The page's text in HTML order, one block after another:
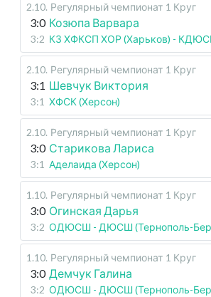
2.10. Регулярный чемпионат 1 Круг
3:0 Козюпа Варвара
3:2 КЗ ХФКСП ХОР (Харьков) -
2.10. Регулярный чемпионат 1 Круг
3:1 Шевчук Виктория
3:1 ХФСК (Херсон)
2.10. Регулярный чемпионат 1 Круг
3:0 Старикова Лариса
3:1 Аделаида (Херсон)
1.10. Регулярный чемпионат 1 Круг
3:0 Огинская Дарья
3:2 ОДЮСШ - ДЮСШ (Тернополь-
1.10. Регулярный чемпионат 1 Круг
3:0 Демчук Галина
3:2 ОДЮСШ - ДЮСШ (Тернополь-